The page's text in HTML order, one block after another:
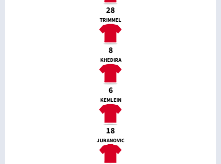
28
TRIMMEL
8
KHEDIRA
6
KEMLEIN
18
JURANOVIC